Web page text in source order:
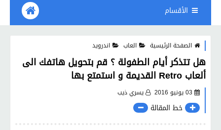
الأقسام
الصفحة الرئيسية العاب اندرويد
هل تتذكر أيام الطفولة ؟ قم بتحويل هاتفك الى
ألعاب Retro القديمة و استمتع بها
03 يونيو 2016 يسري ذيب
خط المقالة